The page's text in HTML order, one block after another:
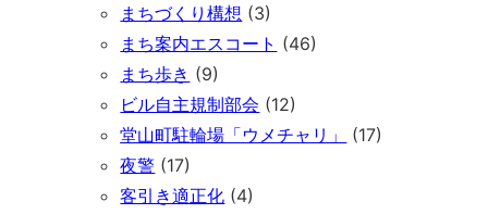
まちづくり構想 (3)
まち案内エスコート (46)
まち歩き (9)
ビル自主規制部会 (12)
堂山町駐輪場「ウメチャリ」
(17)
夜警 (17)
客引き適正化 (4)